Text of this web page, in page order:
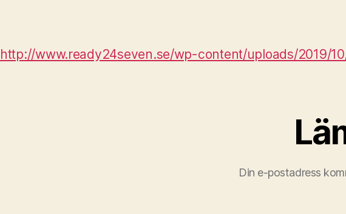
http://www.ready24seven.se/wp-content/uploads/2019/
Din e-postadress